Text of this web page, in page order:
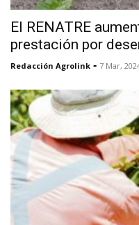
El RENATRE
prestación por
Redacción Agrolink - 7 Mar,